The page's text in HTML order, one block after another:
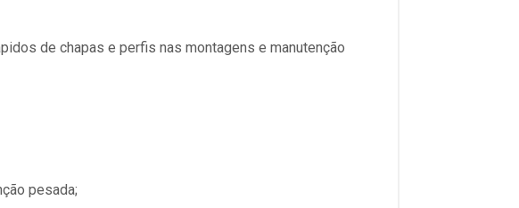
de chapas e perfis nas montagens e manutenção
pesada;